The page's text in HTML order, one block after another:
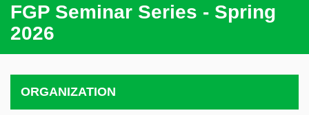
FGP Seminar Series - Spring
2026
ORGANIZATION